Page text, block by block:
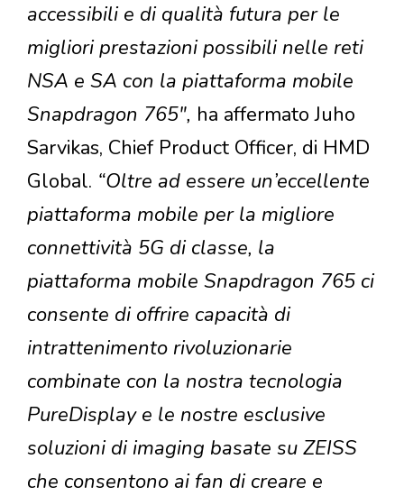
accessibili e di qualità futura per le
migliori prestazioni possibili nelle reti
NSA e SA con la piattaforma mobile
Snapdragon 765", ha affermato Juho
Sarvikas, Chief Product Officer, di HMD
Global. “Oltre ad essere un’eccellente
piattaforma mobile per la migliore
connettività 5G di classe, la
piattaforma mobile Snapdragon 765 ci
consente di offrire capacità di
intrattenimento rivoluzionarie
combinate con la nostra tecnologia
PureDisplay e le nostre esclusive
soluzioni di imaging basate su ZEISS
che consentono ai fan di creare e